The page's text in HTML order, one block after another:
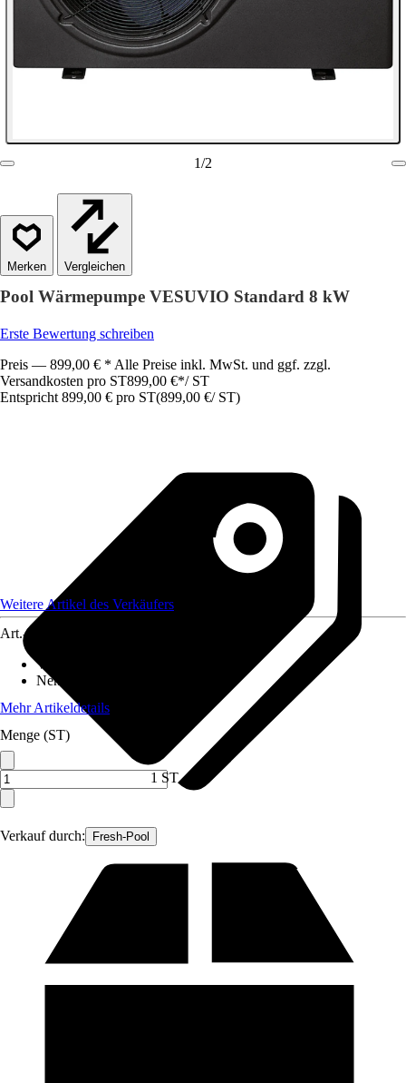
1/2
Vergleichen
Pool Wärmepumpe VESUVIO Standard 8 kW
Erste Bewertung schreiben
Preis — 899,00 € * Alle Preise inkl. MwSt. und ggf. zzgl.
Versandkosten pro ST899,00 €*/ ST
Entspricht 899,00 € pro ST(899,00 €/ ST)
Verkauf durch: Fresh-Pool
Weitere Artikel des Verkäufers
Art.-Nr.
Variante
Nennwärmeleistung
Mehr Artikeldetails
Menge (ST)
1 ST